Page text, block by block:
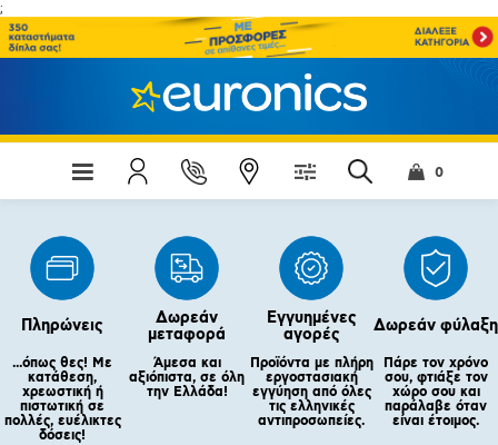
;
0
Πληρώνεις
...όπως θες! Με
κατάθεση,
χρεωστική ή
πιστωτική σε
πολλές, ευέλικτες
δόσεις!
Δωρεάν
μεταφορά
Άμεσα και
αξιόπιστα, σε όλη
την Ελλάδα!
Εγγυημένες
αγορές
Προϊόντα με πλήρη
εργοστασιακή
εγγύηση από όλες
τις ελληνικές
αντιπροσωπείες.
Δωρεάν φύλαξη
Πάρε τον χρόνο
σου, φτιάξε τον
χώρο σου και
παράλαβε όταν
είναι έτοιμος.